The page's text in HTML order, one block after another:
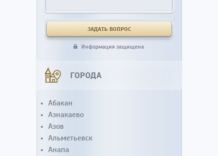
Информация защищена
ГОРОДА
Абакан
Азнакаево
Азов
Альметьевск
Анапа